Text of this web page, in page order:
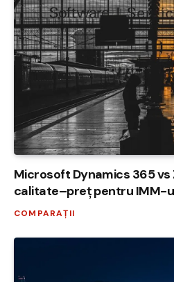
Microsoft Dynamics 365 vs
calitate–preț pentru IMM-
COMPARAȚII